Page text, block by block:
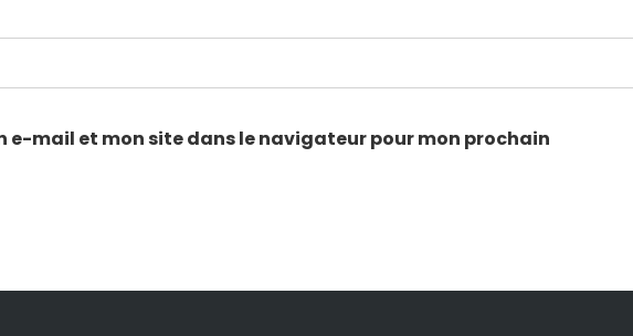
e-mail et mon site dans le navigateur pour mon prochain